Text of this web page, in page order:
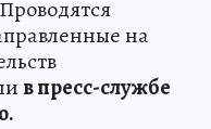
на
в пресс-службе